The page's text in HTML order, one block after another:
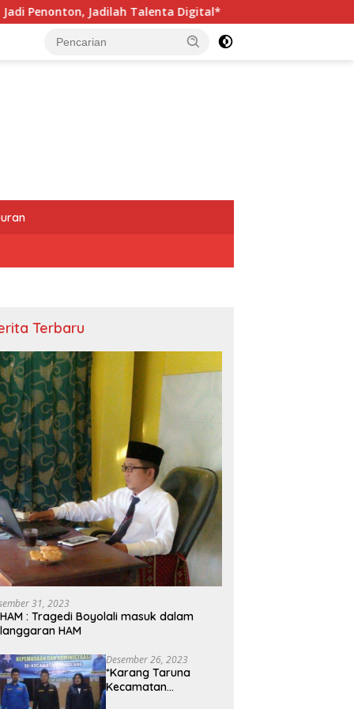
Digital* *KBPBI Apresiasi Komitmen Kapolri
Terbaru
31, 2023
: Tragedi Boyolali masuk dalam
HAM
Desember 26, 2023
*Karang Taruna
Kecamatan